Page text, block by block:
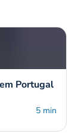
Portugal
5 min